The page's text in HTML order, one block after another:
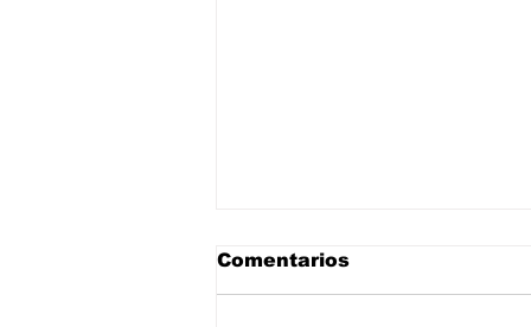
Comentarios